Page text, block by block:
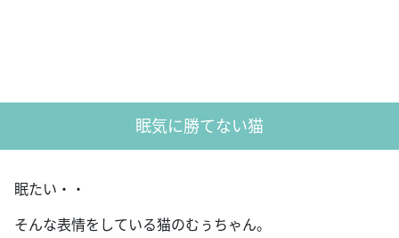
眠気に勝てない猫
眠たい・・
そんな表情をしている猫のむぅちゃん。